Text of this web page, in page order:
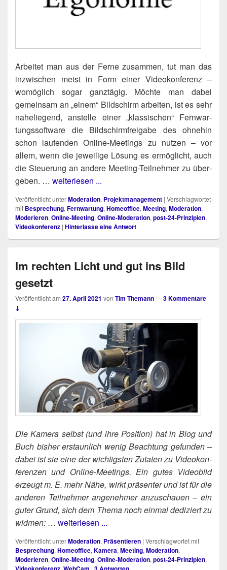
Arbei­tet man aus der Fer­ne zusam­men, tut man das
inzwi­schen meist in Form einer Video­kon­fe­renz –
womög­lich sogar ganz­tä­gig. Möch­te man dabei
gemein­sam an „einem“ Bild­schirm arbei­ten, ist es sehr
nahe­lie­gend, anstel­le einer „klas­si­schen“ Fern­war­
tungs­soft­ware die Bild­schirm­frei­ga­be des ohne­hin
schon lau­fen­den Online-Mee­tings zu nut­zen – vor
allem, wenn die jewei­li­ge Lösung es ermög­licht, auch
die Steue­rung an ande­re Mee­ting-Teil­neh­mer zu über­
ge­ben. … weiterlesen ...
Veröffentlicht unterModeration, Projektmanagement | Verschlagwortet
mit Besprechung, Fernwartung, Homeoffice, Meeting, Moderation,
Moderieren, Online-Meeting, Online-Moderation, post-24-Prinzipien,
Videokonferenz | Hinterlasse eine Antwort
Im rechten Licht und gut ins Bild
gesetzt
Veröffentlicht am 27. April 2021 von Tim Themann—3 Kommentare
↓
Die Kame­ra selbst (und ihre Posi­ti­on) hat in Blog und
Buch bis­her erstaun­lich wenig Beach­tung gefun­den –
dabei ist sie eine der wich­tigs­ten Zuta­ten zu Video­kon­
fe­ren­zen und Online-Mee­tings. Ein gutes Video­bild
erzeugt m. E. mehr Nähe, wirkt prä­sen­ter und ist für die
ande­ren Teil­neh­mer ange­neh­mer anzu­schau­en – ein
guter Grund, sich dem The­ma noch ein­mal dedi­ziert zu
widmen: … weiterlesen ...
Veröffentlicht unterModeration, Präsentieren | Verschlagwortet mit
Besprechung, Homeoffice, Kamera, Meeting, Moderation,
Moderieren, Online-Meeting, Online-Moderation, post-24-Prinzipien,
|